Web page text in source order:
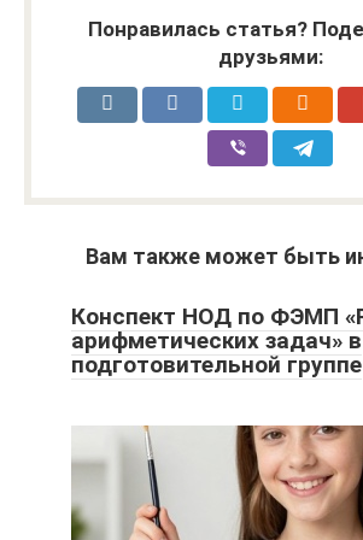
Понравилась статья?
друзьями:
Вам также может быть
Конспект НОД по ФЭМП
арифметических задач» в
подготовительной группе